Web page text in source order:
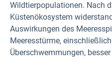
Wildtierpopulationen. Nach
Küstenökosystem
Auswirkungen des
Meeresstürme,
Überschwemmungen,